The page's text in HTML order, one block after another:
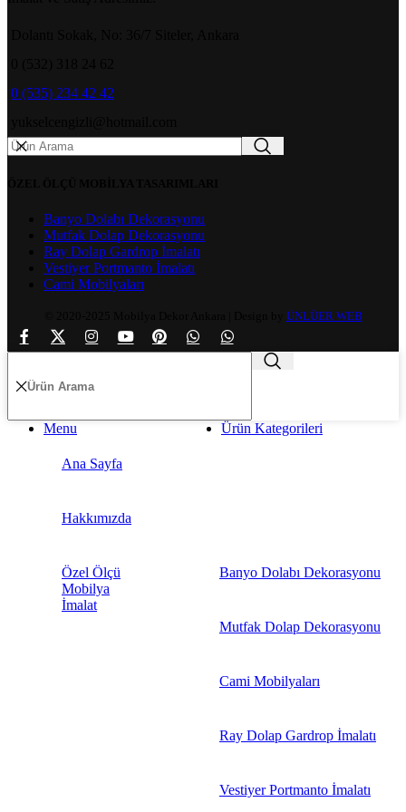
0 (535) 234 42 42
Banyo Dolabı Dekorasyonu
Mutfak Dolap Dekorasyonu
Ray Dolap Gardrop İmalatı
Vestiyer Portmanto İmalatı
Cami Mobilyaları
ÜNLÜER WEB
Menu Ürün Kategorileri
Ana Sayfa
Hakkımızda
Özel Ölçü
Mobilya
İmalat
Banyo Dolabı Dekorasyonu
Mutfak Dolap Dekorasyonu
Cami Mobilyaları
Ray Dolap Gardrop İmalatı
Vestiyer Portmanto İmalatı